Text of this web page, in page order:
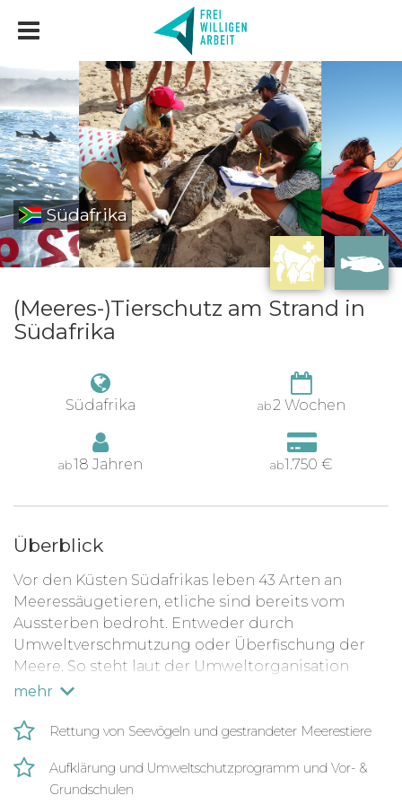
Südafrika
(Meeres-)Tierschutz am Strand in
Südafrika
Südafrika ab2 Wochen
ab18 Jahren ab1.750 €
Überblick
Vor den Küsten Südafrikas leben 43 Arten an
Meeressäugetieren, etliche sind bereits vom
Aussterben bedroht. Entweder durch
Umweltverschmutzung oder Überfischung der
Meere. So steht laut der Umweltorganisation
WWF beispielsweise der weiße Hai auf der Liste
sind stark gefährdet.
Wenn du dich entscheidest, beim Meerestiere-
Schutzprojekt bei Port Elizabeth mitzumachen,
mehr
Rettung von Seevögeln und gestrandeter Meerestiere
Aufklärung und Umweltschutzprogramm und Vor- &
Grundschulen